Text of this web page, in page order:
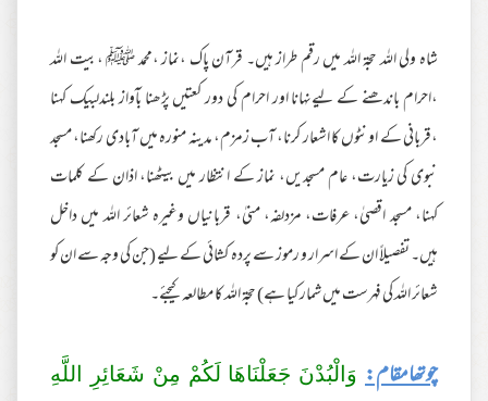
شاہ ولی اللہ حجۃ اللہ میں رقم طراز ہیں۔ قرآن پاک ،نماز ،محمد ﷺ ،بیت اللہ
،احرام باندھنے کے لیےنہانا اور احرام کی دور کعتیں پڑھنا بآواز بلندلبیک کہنا
،قربانی کے اونٹوں کا اشعار کرنا، آب زمزم، مدینہ منورہ میں آبادی رکھنا، مسجد
نبوی کی زیارت، عام مسجدیں، نماز کے انتظار میں بیٹھنا، اذان کے کلمات
کہنا، مسجد اقصیٰ، عرفات، مزدلفہ، منیٰ، قربانیاں وغیرہ شعائر اللہ میں داخل
ہیں۔ تفصیلاً ان کے اسرار و رموز سے پردہ کشائی کے لیے (جن کی وجہ سے ان کو
شعائر اللہ کی فہرست میں شمار کیا ہے) حجۃ اللہ کا مطالعہ کیجئے۔
چوتھامقام: وَالْبُدْنَ جَعَلْنَاهَا لَكُمْ مِنْ شَعَائِرِ اللَّهِ